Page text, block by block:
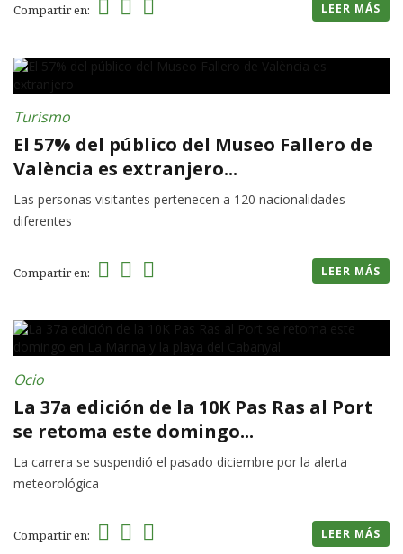
Compartir en: LEER MÁS
Turismo
El 57% del público del Museo Fallero de
València es extranjero...
Las personas visitantes pertenecen a 120 nacionalidades
diferentes
Compartir en: LEER MÁS
Ocio
La 37a edición de la 10K Pas Ras al Port
se retoma este domingo...
La carrera se suspendió el pasado diciembre por la alerta
meteorológica
Compartir en: LEER MÁS